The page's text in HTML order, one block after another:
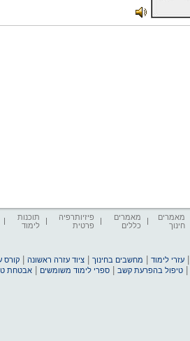
מאמרים
חינוך
מאמרים
כללים
פיזיותרפיה
פרטית
תוכנות
לימוד
עזרי לימוד מחשבים בחינוך |ציוד עזרה ראשונה |קורס
|טיפול בהפרעת קשב |ספרי לימוד משומשים |אבטחת